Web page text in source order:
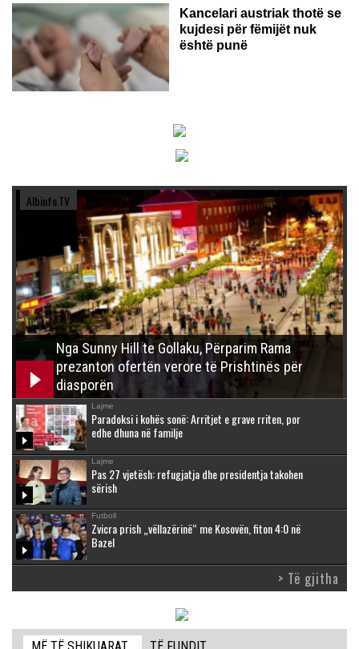
Kancelari austriak thotë se
kujdesi për fëmijët nuk
është punë
Albinfo.TV
Nga Sunny Hill te Gollaku, Përparim Rama
prezanton ofertën verore të Prishtinës për
diasporën
Lajme
Paradoksi i kohës sonë: Arritjet e grave rriten, por
edhe dhuna në familje
Lajme
Pas 27 vjetësh: refugjatja dhe presidentja takohen
sërish
Futboll
Zvicra prish „vëllazërinë“ me Kosovën, fiton 4:0 në
Bazel
> Të gjitha